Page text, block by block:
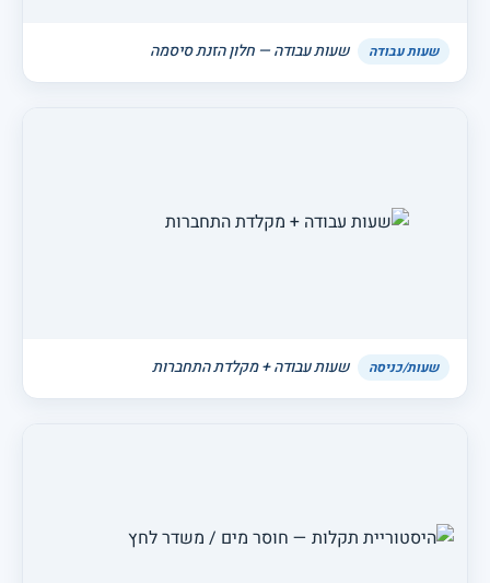
שעות עבודה שעות עבודה — חלון הזנת סיסמה
שעות/כניסה שעות עבודה + מקלדת התחברות